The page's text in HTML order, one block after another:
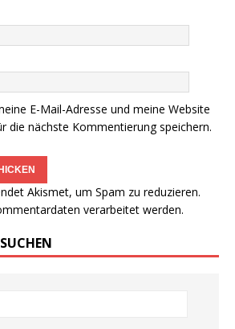
E-Mail-Adresse und meine Website
die nächste Kommentierung speichern.
Akismet, um Spam zu reduzieren.
verarbeitet werden.